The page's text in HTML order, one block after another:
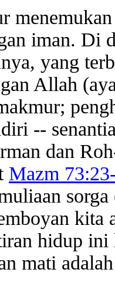
iman. Di
yang
Allah
--
dan
Mazm
kita
hidup ini
mati